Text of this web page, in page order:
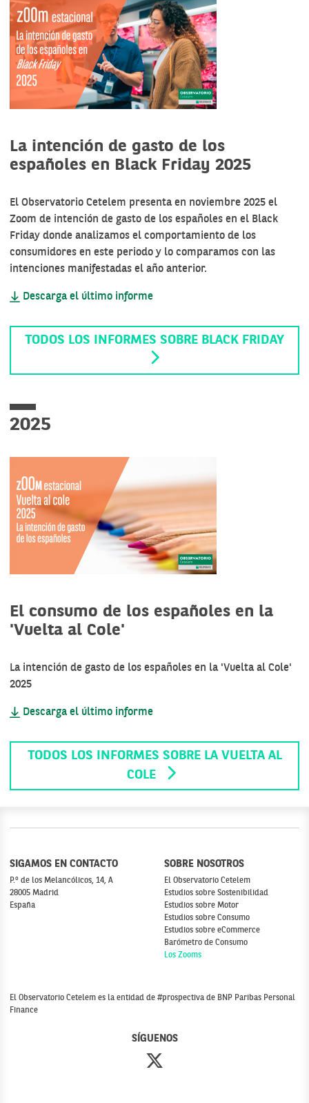
La intención de gasto de los
españoles en Black Friday 2025
El Observatorio Cetelem presenta en noviembre 2025 el
Zoom de intención de gasto de los españoles en el Black
Friday donde analizamos el comportamiento de los
consumidores en este periodo y lo comparamos con las
intenciones manifestadas el año anterior.
Descarga el último informe
TODOS LOS INFORMES SOBRE BLACK FRIDAY
2025
El consumo de los españoles en la
'Vuelta al Cole'
La intención de gasto de los españoles en la 'Vuelta al Cole'
2025
Descarga el último informe
TODOS LOS INFORMES SOBRE LA VUELTA AL
COLE
SIGAMOS EN CONTACTO
P.º de los Melancólicos, 14, A
28005 Madrid
España
SOBRE NOSOTROS
El Observatorio Cetelem
Estudios sobre Sostenibilidad
Estudios sobre Motor
Estudios sobre Consumo
Estudios sobre eCommerce
Barómetro de Consumo
Los Zooms
SÍGUENOS
El Observatorio Cetelem es la entidad de #prospectiva de BNP Paribas Personal
Finance